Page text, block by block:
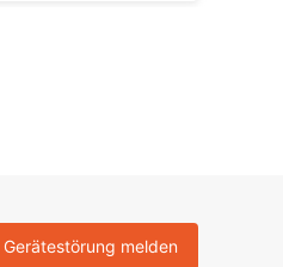
Gerätestörung melden